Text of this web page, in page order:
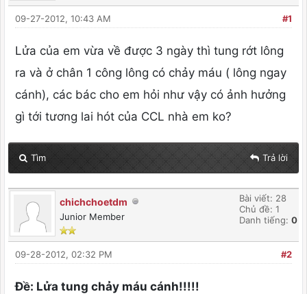
#1
09-27-2012, 10:43 AM
Lửa của em vừa về được 3 ngày thì tung rớt lông
ra và ở chân 1 công lông có chảy máu ( lông ngay
cánh), các bác cho em hỏi như vậy có ảnh hưởng
gì tới tương lai hót của CCL nhà em ko?
Tìm Trả lời
chichchoetdm
Junior Member
Bài viết: 28
Chủ đề: 1
Danh tiếng: 0
#2
09-28-2012, 02:32 PM
Ðề: Lửa tung chảy máu cánh!!!!!